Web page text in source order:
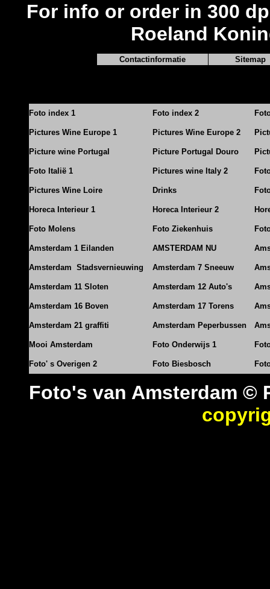
For info or order in 300
Roeland
Contactinformatie Sitemap
Foto index 1 Foto index 2
Pictures Wine Europe 1 Pictures Wine Europe 2
Picture wine Portugal Picture Portugal Douro
Foto Italië 1 Pictures wine Italy 2
Pictures Wine Loire Drinks
Horeca Interieur 1 Horeca Interieur 2
Foto Molens Foto Ziekenhuis
Amsterdam 1 Eilanden AMSTERDAM NU
Amsterdam Stadsvernieuwing Amsterdam 7 Sneeuw
Amsterdam 11 Sloten Amsterdam 12 Auto's
Amsterdam 16 Boven Amsterdam 17 Torens
Amsterdam 21 graffiti Amsterdam Peperbussen
Mooi Amsterdam Foto Onderwijs 1
Foto' s Overigen 2 Foto Biesbosch
Foto's van Amsterdam ©